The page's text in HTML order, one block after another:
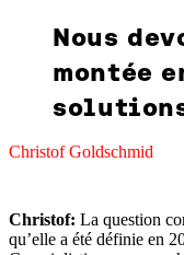
Nous
montée
Christof Goldschmid
Christof: La question
qu’elle a été définie en